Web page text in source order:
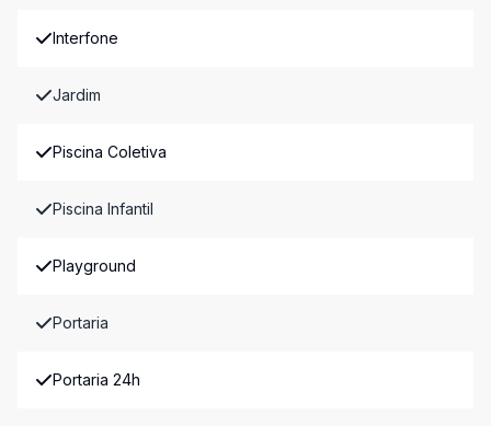
Interfone
Jardim
Piscina Coletiva
Piscina Infantil
Playground
Portaria
Portaria 24h